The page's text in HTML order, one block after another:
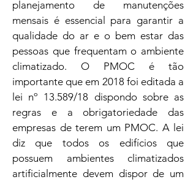
planejamento de manutenções
mensais é essencial para garantir a
qualidade do ar e o bem estar das
pessoas que frequentam o ambiente
climatizado. O PMOC é tão
importante que em 2018 foi editada a
lei nº 13.589/18 dispondo sobre as
regras e a obrigatoriedade das
empresas de terem um PMOC. A lei
diz que todos os edifícios que
possuem ambientes climatizados
artificialmente devem dispor de um